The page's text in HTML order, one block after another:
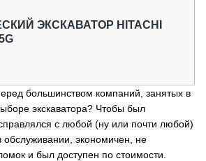
ЭКСКАВАТОР HITACHI
большинством компаний, занятых в
экскаватора? Чтобы был
с любой (ну или почти любой)
обслуживании, экономичен, не
и был доступен по стоимости.